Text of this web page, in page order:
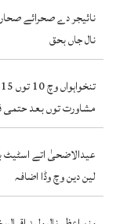
نال جاں بحق
مشاورت توں بعد
عیدالاضحیٰ اتے
لین دین وچ وڈا اضافہ